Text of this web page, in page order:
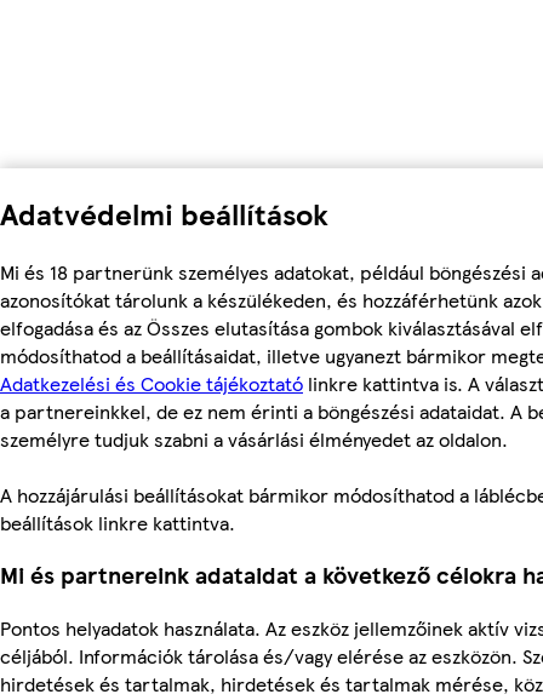
Adatvédelmi beállítások
Mi és 18 partnerünk személyes adatokat, például böngészési
azonosítókat tárolunk a készülékeden, és hozzáférhetünk
elfogadása és az Összes elutasítása gombok kiválasztásával
módosíthatod a beállításaidat, illetve ugyanezt bármikor
Adatkezelési és Cookie tájékoztató linkre kattintva is. A
a partnereinkkel, de ez nem érinti a böngészési adataidat. A
személyre tudjuk szabni a vásárlási élményedet az oldalon.
A hozzájárulási beállításokat bármikor módosíthatod a
beállítások linkre kattintva.
Mi és partnereink adataidat a következő célokra
Pontos helyadatok használata. Az eszköz jellemzőinek aktív
céljából. Információk tárolása és/vagy elérése az eszközön.
hirdetések és tartalmak, hirdetések és tartalmak mérése,